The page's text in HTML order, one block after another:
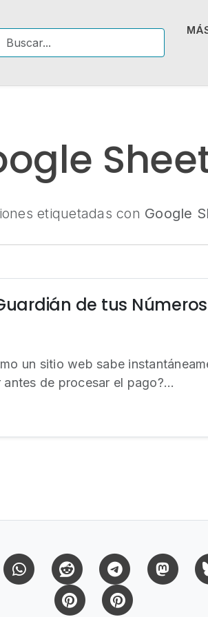
etiquetadas con Google
de tus
un sitio web sabe
de procesar el pago?...
(Twitter)WhatsappReddit Telegram
Pinterest